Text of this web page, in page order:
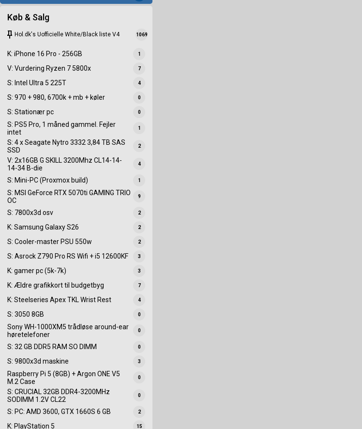
Køb & Salg
keep Hol.dk's Uofficielle White/Black liste V4 1069
K: iPhone 16 Pro - 256GB 1
V: Vurdering Ryzen 7 5800x 7
S: Intel Ultra 5 225T 4
S: 970 + 980, 6700k + mb + køler 0
S: Stationær pc 0
S: PS5 Pro, 1 måned gammel. Fejler
intet
1
S: 4 x Seagate Nytro 3332 3,84 TB SAS
SSD
2
V: 2x16GB G SKILL 3200Mhz CL14-14-
14-34 B-die
4
S: Mini-PC (Proxmox build) 1
S: MSI GeForce RTX 5070ti GAMING TRIO
OC
9
S: 7800x3d osv 2
K: Samsung Galaxy S26 2
S: Cooler-master PSU 550w 2
S: Asrock Z790 Pro RS Wifi + i5 12600KF 3
K: gamer pc (5k-7k) 3
K: Ældre grafikkort til budgetbyg 7
K: Steelseries Apex TKL Wrist Rest 4
S: 3050 8GB 0
Sony WH-1000XM5 trådløse around-ear
høretelefoner
0
S: 32 GB DDR5 RAM SO DIMM 0
S: 9800x3d maskine 3
Raspberry Pi 5 (8GB) + Argon ONE V5
M.2 Case
0
S: CRUCIAL 32GB DDR4-3200MHz
SODIMM 1.2V CL22
0
S: PC: AMD 3600, GTX 1660S 6 GB 2
K: PlayStation 5 15